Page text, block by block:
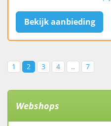
Bekijk aanbieding
1 2 3 4 .. 7
Webshops